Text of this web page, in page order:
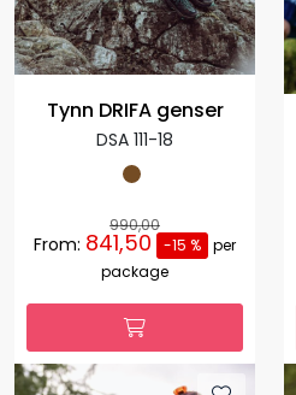
Tynn DRIFA genser
DSA 111-18
990,00
From: 841,50 -15 % per
package